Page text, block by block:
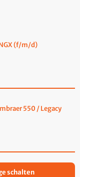
(f/m/d)
550 / Legacy
schalten